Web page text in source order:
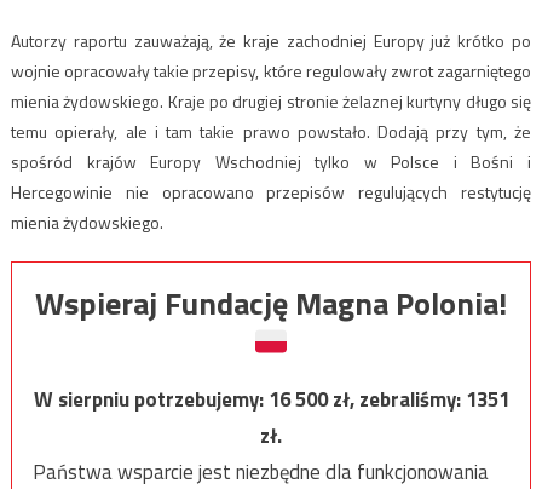
Autorzy raportu zauważają, że kraje zachodniej Europy już krótko po
wojnie opracowały takie przepisy, które regulowały zwrot zagarniętego
mienia żydowskiego. Kraje po drugiej stronie żelaznej kurtyny długo się
temu opierały, ale i tam takie prawo powstało. Dodają przy tym, że
spośród krajów Europy Wschodniej tylko w Polsce i Bośni i
Hercegowinie nie opracowano przepisów regulujących restytucję
mienia żydowskiego.
Wspieraj Fundację Magna Polonia!
W sierpniu potrzebujemy:16 500zł, zebraliśmy:1351
zł.
Państwa wsparcie jest niezbędne dla funkcjonowania